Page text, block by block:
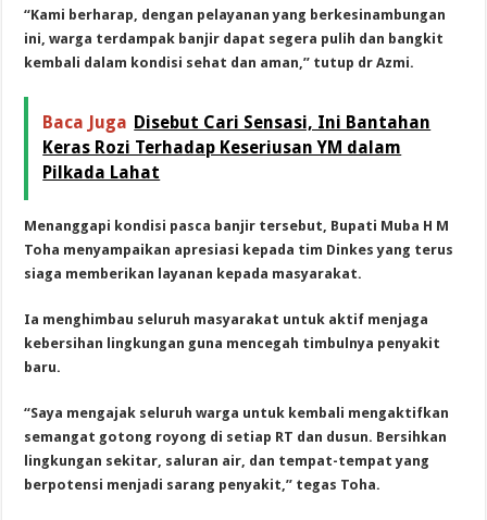
“Kami berharap, dengan pelayanan yang berkesinambungan
ini, warga terdampak banjir dapat segera pulih dan bangkit
kembali dalam kondisi sehat dan aman,” tutup dr Azmi.
Baca Juga Disebut Cari Sensasi, Ini Bantahan
Keras Rozi Terhadap Keseriusan YM dalam
Pilkada Lahat
Menanggapi kondisi pasca banjir tersebut, Bupati Muba H M
Toha menyampaikan apresiasi kepada tim Dinkes yang terus
siaga memberikan layanan kepada masyarakat.
Ia menghimbau seluruh masyarakat untuk aktif menjaga
kebersihan lingkungan guna mencegah timbulnya penyakit
baru.
“Saya mengajak seluruh warga untuk kembali mengaktifkan
semangat gotong royong di setiap RT dan dusun. Bersihkan
lingkungan sekitar, saluran air, dan tempat-tempat yang
berpotensi menjadi sarang penyakit,” tegas Toha.